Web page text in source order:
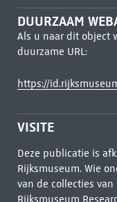
DUURZAAM
Als u naar dit object
duurzame URL:
https://
VISITE
Deze publicatie is
Rijksmuseum. Wie
van de collecties
Rijksmuseum